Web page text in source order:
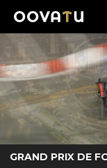
GRAND PRIX DE